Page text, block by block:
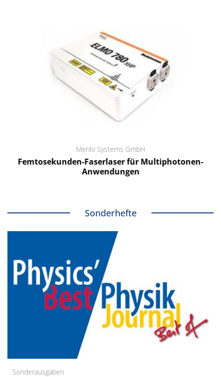
Menlo Systems GmbH
Femtosekunden-Faserlaser für Multiphotonen-
Anwendungen
Sonderhefte
Sonderausgaben